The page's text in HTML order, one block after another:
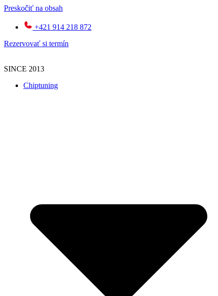
Preskočiť na obsah
+421 914 218 872
Rezervovať si termín
SINCE 2013
Chiptuning